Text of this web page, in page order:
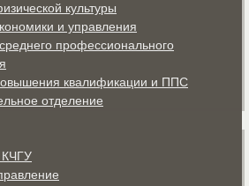
культуры
и управления
профессионального
квалификации и ППС
отделение
КЧГУ